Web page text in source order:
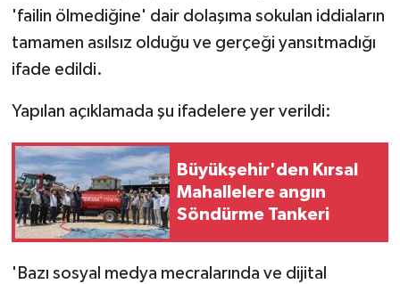
'failin ölmediğine' dair dolaşıma sokulan iddiaların
tamamen asılsız olduğu ve gerçeği yansıtmadığı
ifade edildi.
Yapılan açıklamada şu ifadelere yer verildi:
Büyükşehir'den Kırsal
Mahallelere angın
Söndürme Tankeri
'Bazı sosyal medya mecralarında ve dijital